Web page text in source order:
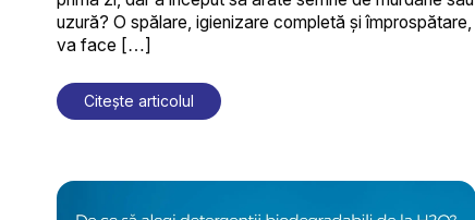
uzură? O spălare, igienizare completă și împrospătare,
va face […]
Citește articolul